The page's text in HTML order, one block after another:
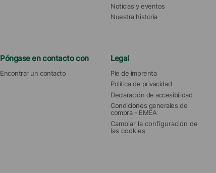
Noticias y eventos
Nuestra historia
Póngase en contacto con
Encontrar un contacto
Legal
Pie de imprenta
Política de privacidad
Declaración de accesibilidad
Condiciones generales de
compra - EMEA
Cambiar la configuración de
las cookies